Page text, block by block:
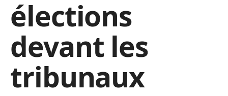
élections
devant les
tribunaux